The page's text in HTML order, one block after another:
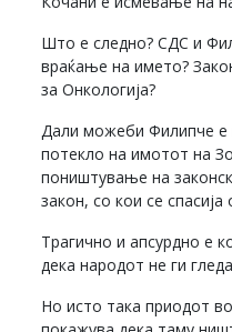
Што е следно? СДС и
враќање на името?
за Онкологија?
Дали можеби Филипче е
потекло на имотот на
поништување на
закон, со кои се спасија
Трагично и апсурдно е
дека народот не ги
Но исто така приодот